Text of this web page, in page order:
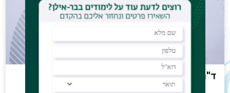
ד"ר איזקסון עטרה